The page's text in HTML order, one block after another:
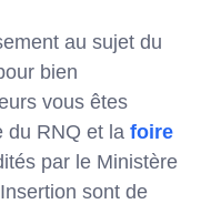
au sujet du
bien
vous êtes
du RNQ et la foire
par le Ministère
sont de